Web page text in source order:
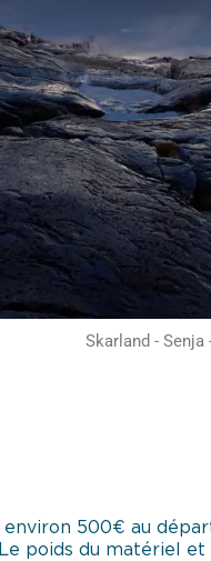
Skarland -
500€ au
poids du matériel